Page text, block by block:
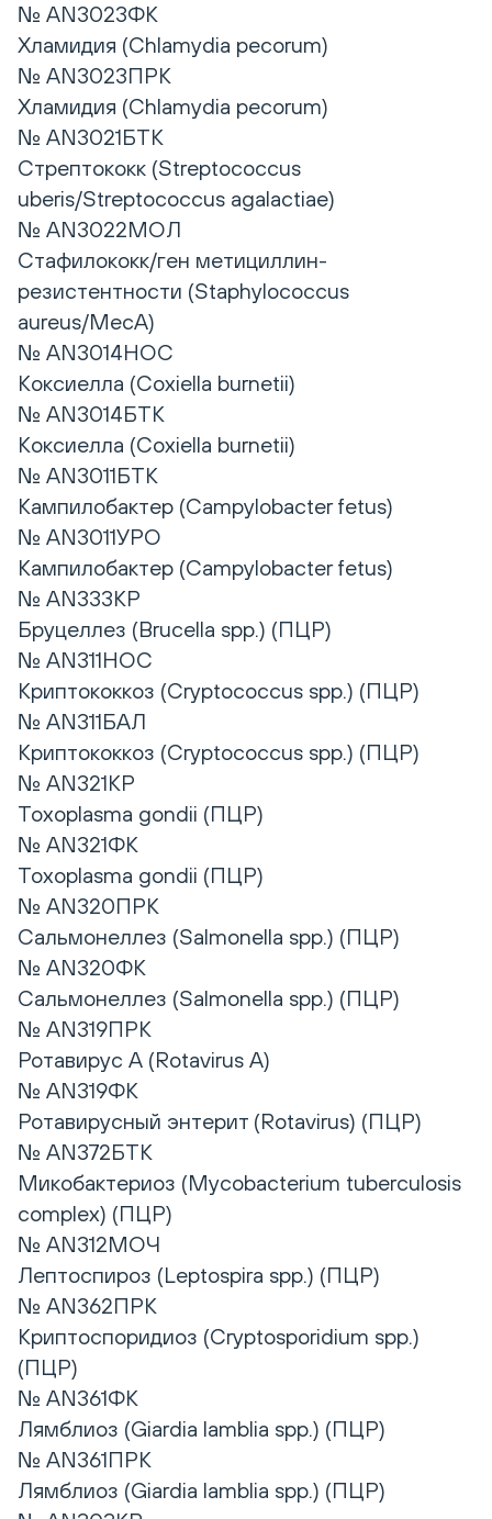
№ AN3023ФК
Хламидия (Chlamydia pecorum)
№ AN3023ПРК
Хламидия (Chlamydia pecorum)
№ AN3021БТК
Стрептококк (Streptococcus
uberis/Streptococcus agalactiae)
№ AN3022МОЛ
Стафилококк/ген метициллин-
резистентности (Staphylococcus
aureus/MecA)
№ AN3014НОС
Коксиелла (Coxiella burnetii)
№ AN3014БТК
Коксиелла (Coxiella burnetii)
№ AN3011БТК
Кампилобактер (Campylobacter fetus)
№ AN3011УРО
Кампилобактер (Campylobacter fetus)
№ AN333КР
Бруцеллез (Brucella spp.) (ПЦР)
№ AN311НОС
Криптококкоз (Cryptococcus spp.) (ПЦР)
№ AN311БАЛ
Криптококкоз (Cryptococcus spp.) (ПЦР)
№ AN321КР
Toxoplasma gondii (ПЦР)
№ AN321ФК
Toxoplasma gondii (ПЦР)
№ AN320ПРК
Сальмонеллез (Salmonella spp.) (ПЦР)
№ AN320ФК
Сальмонеллез (Salmonella spp.) (ПЦР)
№ AN319ПРК
Ротавирус А (Rotavirus А)
№ AN319ФК
Ротавирусный энтерит (Rotavirus) (ПЦР)
№ AN372БТК
Микобактериоз (Mycobacterium tuberculosis
complex) (ПЦР)
№ AN312МОЧ
Лептоспироз (Leptospira spp.) (ПЦР)
№ AN362ПРК
Криптоспоридиоз (Cryptosporidium spp.)
(ПЦР)
№ AN361ФК
Лямблиоз (Giardia lamblia spp.) (ПЦР)
№ AN361ПРК
Лямблиоз (Giardia lamblia spp.) (ПЦР)